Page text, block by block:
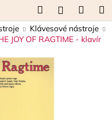
Hľadať
košík
Klávesové nástroje
JOY OF RAGTIME - klavír